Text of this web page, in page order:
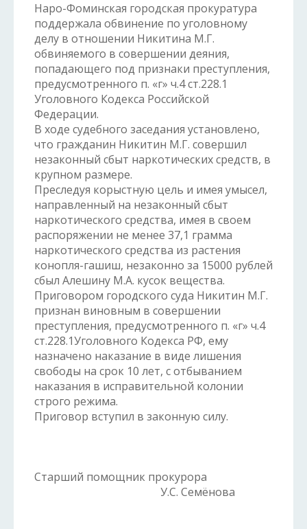
Наро-Фоминская городская прокуратура
поддержала обвинение по уголовному
делу в отношении Никитина М.Г.
обвиняемого в совершении деяния,
попадающего под признаки преступления,
предусмотренного п. «г» ч.4 ст.228.1
Уголовного Кодекса Российской
Федерации.
В ходе судебного заседания установлено,
что гражданин Никитин М.Г. совершил
незаконный сбыт наркотических средств, в
крупном размере.
Преследуя корыстную цель и имея умысел,
направленный на незаконный сбыт
наркотического средства, имея в своем
распоряжении не менее 37,1 грамма
наркотического средства из растения
конопля-гашиш, незаконно за 15000 рублей
сбыл Алешину М.А. кусок вещества.
Приговором городского суда Никитин М.Г.
признан виновным в совершении
преступления, предусмотренного п. «г» ч.4
ст.228.1Уголовного Кодекса РФ, ему
назначено наказание в виде лишения
свободы на срок 10 лет, с отбыванием
наказания в исправительной колонии
строго режима.
Приговор вступил в законную силу.
Старший помощник прокурора
У.С. Семёнова